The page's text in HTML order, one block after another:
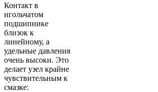
Контакт в
игольчатом
подшипнике
близок к
линейному, а
удельные давления
очень высоки. Это
делает узел крайне
чувствительным к
смазке: